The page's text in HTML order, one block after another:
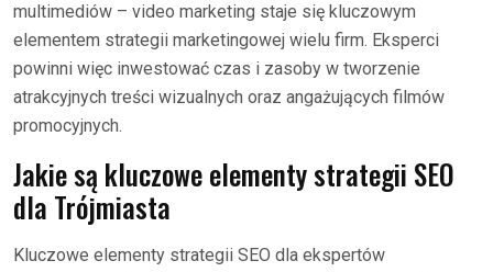
multimediów – video marketing staje się kluczowym
elementem strategii marketingowej wielu firm. Eksperci
powinni więc inwestować czas i zasoby w tworzenie
atrakcyjnych treści wizualnych oraz angażujących filmów
promocyjnych.
Jakie są kluczowe elementy strategii SEO
dla Trójmiasta
Kluczowe elementy strategii SEO dla ekspertów